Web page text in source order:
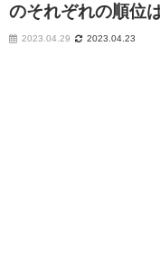
のそれぞれの順位
2023.04.29 2023.04.23